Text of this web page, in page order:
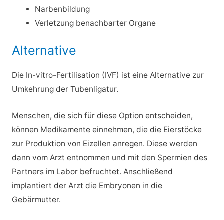
Narbenbildung
Verletzung benachbarter Organe
Alternative
Die In-vitro-Fertilisation (IVF) ist eine Alternative zur
Umkehrung der Tubenligatur.
Menschen, die sich für diese Option entscheiden,
können Medikamente einnehmen, die die Eierstöcke
zur Produktion von Eizellen anregen. Diese werden
dann vom Arzt entnommen und mit den Spermien des
Partners im Labor befruchtet. Anschließend
implantiert der Arzt die Embryonen in die
Gebärmutter.